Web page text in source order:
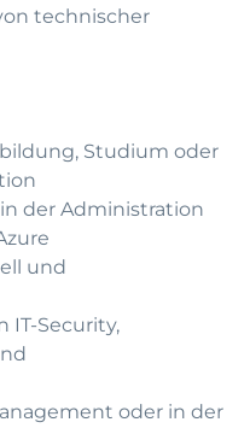
technischer
Studium oder
der Administration
und
IT-Security,
oder in der